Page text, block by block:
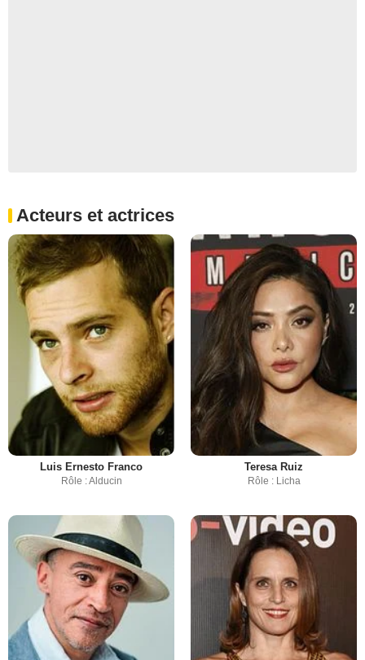
Acteurs et actrices
Luis Ernesto Franco
Rôle : Alducin
Teresa Ruiz
Rôle : Licha